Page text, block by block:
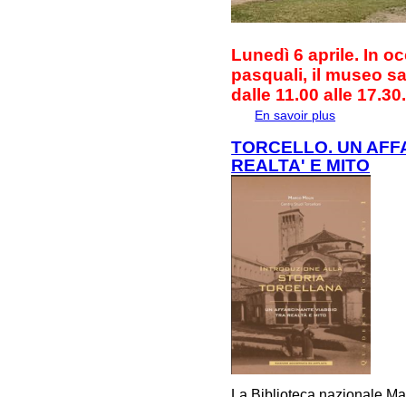
Lunedì 6 aprile. In
pasquali, il museo
dalle 11.00 alle 17.30.
En savoir plus
TORCELLO. UN
REALTA' E MITO